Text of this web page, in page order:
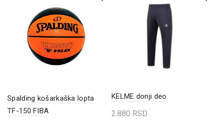
Spalding košarkaška lopta
TF-150 FIBA
KELME donji deo
2.880 RSD